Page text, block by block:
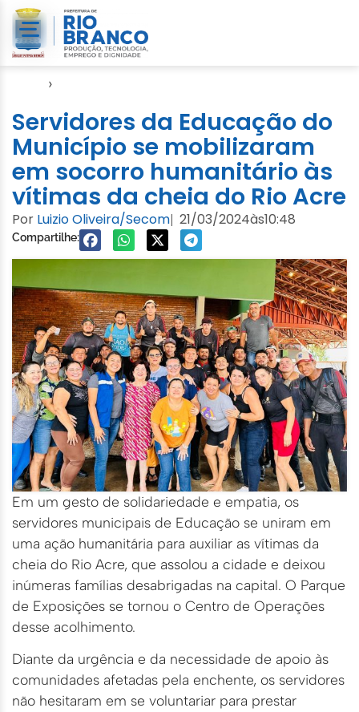
›
Servidores da Educação do
Município se mobilizaram
em socorro humanitário às
vítimas da cheia do Rio Acre
Por Luizio Oliveira/Secom| 21/03/2024às10:48
Compartilhe:
Em um gesto de solidariedade e empatia, os
servidores municipais de Educação se uniram em
uma ação humanitária para auxiliar as vítimas da
cheia do Rio Acre, que assolou a cidade e deixou
inúmeras famílias desabrigadas na capital. O Parque
de Exposições se tornou o Centro de Operações
desse acolhimento.
Diante da urgência e da necessidade de apoio às
comunidades afetadas pela enchente, os servidores
não hesitaram em se voluntariar para prestar